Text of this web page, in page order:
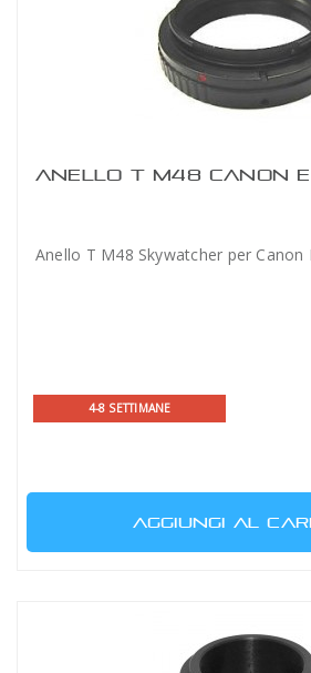
ANELLO T M48 CANON
Anello T M48 Skywatcher per Canon
4-8 SETTIMANE
AGGIUNGI AL